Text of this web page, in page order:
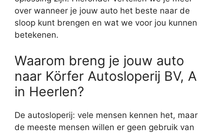
over wanneer je jouw auto het beste naar de
sloop kunt brengen en wat we voor jou kunnen
betekenen.
Waarom breng je jouw auto
naar Körfer Autosloperij BV, A
in Heerlen?
De autosloperij: vele mensen kennen het, maar
de meeste mensen willen er geen gebruik van